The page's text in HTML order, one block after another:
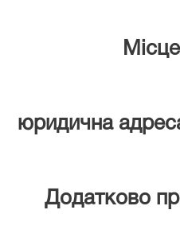
юридична
Додатково